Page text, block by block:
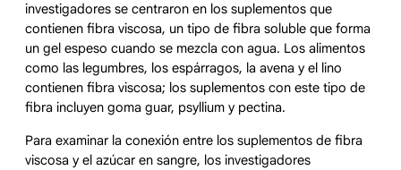
investigadores se centraron en los suplementos que
contienen fibra viscosa, un tipo de fibra soluble que forma
un gel espeso cuando se mezcla con agua. Los alimentos
como las legumbres, los espárragos, la avena y el lino
contienen fibra viscosa; los suplementos con este tipo de
fibra incluyen goma guar, psyllium y pectina.
Para examinar la conexión entre los suplementos de fibra
viscosa y el azúcar en sangre, los investigadores